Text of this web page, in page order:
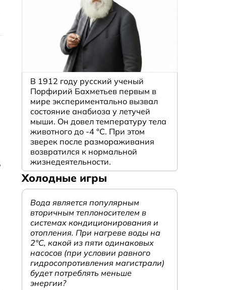
В 1912 году русский ученый
Порфирий Бахметьев первым в
мире экспериментально вызвал
состояние анабиоза у летучей
мыши. Он довел температуру тела
животного до -4 °C. При этом
зверек после размораживания
возвратился к нормальной
жизнедеятельности.
Холодные игры
Вода является популярным
вторичным теплоносителем в
системах кондиционирования и
отопления. При нагреве воды на
2°С, какой из пяти одинаковых
насосов (при условии равного
гидросопротивления магистрали)
будет потреблять меньше
энергии?